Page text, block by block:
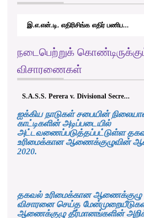
இ.எ.என்.டி. எதிரிசிங்க எதிர் பணிப...
நடைபெற்றுக் கொண்டிருக்கும்
விசாரணைகள்
S.A.S.S. Perera v. Divisional Secre...
ஐக்கிய நாடுகள் சபையின்
காட்டிகளின் அடிப்படையில்
அட்டவணைப்படுத்தப்பட்டுள்ள
உரிமைக்கான ஆணைக்குழுவின்
2020.
தகவல் உரிமைக்கான
விசாரனை செய்த
ஆணைக்குழு தீர்மானங்களின்